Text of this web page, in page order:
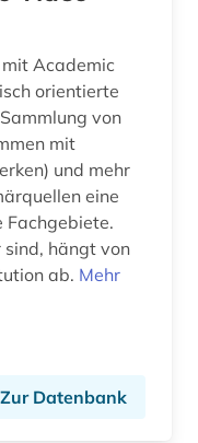
entwicklungszusammenarbeit (2)
Academic
orientierte
von
mit
und mehr
eine
sind, hängt von
ab. Mehr
Zur Datenbank